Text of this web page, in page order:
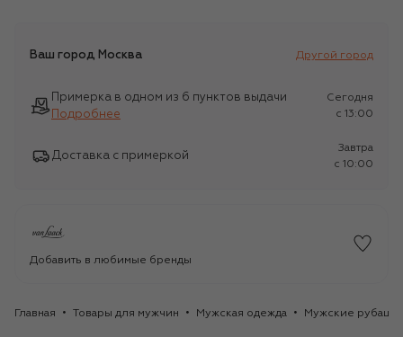
Ваш город Москва Другой город
Примерка в одном из 6 пунктов выдачи
Подробнее
Сегодня
c 13:00
Доставка с примеркой
Завтра
c 10:00
Добавить в любимые бренды
Главная Товары для мужчин Мужская одежда Мужские